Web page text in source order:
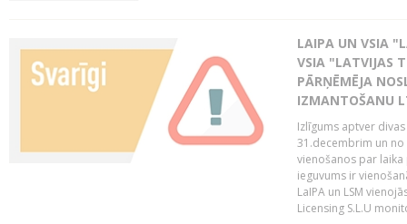
LAIPA UN VSIA
VSIA "LATVIJAS
PĀRŅĒMĒJA
IZMANTOŠANU
Izlīgums aptver
31.decembrim un no
vienošanos par
ieguvums ir
LaIPA un LSM
Licensing S.L.U